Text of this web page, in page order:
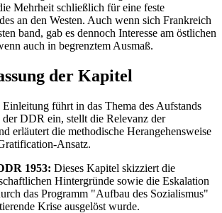
Mehrheit schließlich für eine feste
an den Westen. Auch wenn sich Frankreich
band, gab es dennoch Interesse am östlichen
auch in begrenztem Ausmaß.
der Kapitel
Einleitung führt in das Thema des Aufstands
DDR ein, stellt die Relevanz der
erläutert die methodische Herangehensweise
Ansatz.
1953: Dieses Kapitel skizziert die
Hintergründe sowie die Eskalation
das Programm "Aufbau des Sozialismus"
Krise ausgelöst wurde.